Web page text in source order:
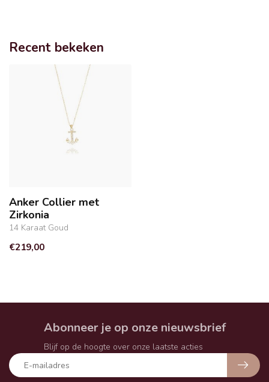
Recent bekeken
Anker Collier met
Zirkonia
14 Karaat Goud
€219,00
Abonneer je op onze nieuwsbrief
Blijf op de hoogte over onze laatste acties